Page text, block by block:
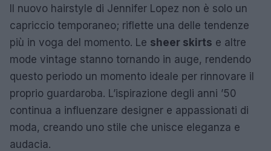
Il nuovo hairstyle di Jennifer Lopez non è solo un
capriccio temporaneo; riflette una delle tendenze
più in voga del momento. Le sheer skirts e altre
mode vintage stanno tornando in auge, rendendo
questo periodo un momento ideale per rinnovare il
proprio guardaroba. L’ispirazione degli anni ’50
continua a influenzare designer e appassionati di
moda, creando uno stile che unisce eleganza e
audacia.